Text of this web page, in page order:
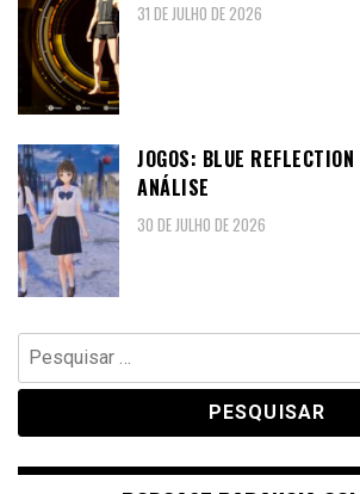
31 DE JULHO DE 2026
JOGOS: BLUE
ANÁLISE
30 DE JULHO DE 2026
Pesquisar
por: